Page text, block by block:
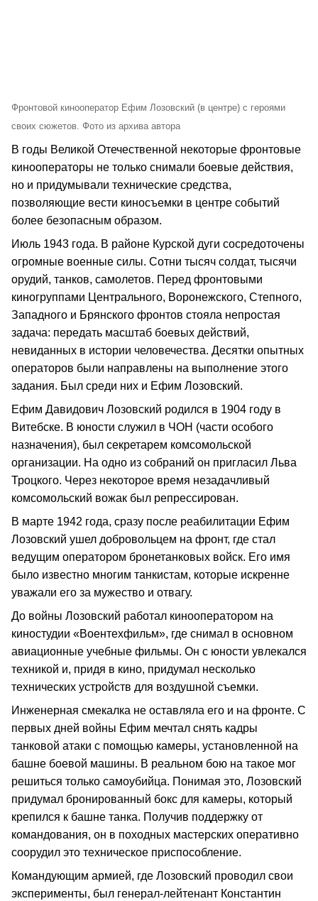
Фронтовой кинооператор Ефим Лозовский (в центре) с героями
своих сюжетов. Фото из архива автора
В годы Великой Отечественной некоторые фронтовые
кинооператоры не только снимали боевые действия,
но и придумывали технические средства,
позволяющие вести киносъемки в центре событий
более безопасным образом.
Июль 1943 года. В районе Курской дуги сосредоточены
огромные военные силы. Сотни тысяч солдат, тысячи
орудий, танков, самолетов. Перед фронтовыми
киногруппами Центрального, Воронежского, Степного,
Западного и Брянского фронтов стояла непростая
задача: передать масштаб боевых действий,
невиданных в истории человечества. Десятки опытных
операторов были направлены на выполнение этого
задания. Был среди них и Ефим Лозовский.
Ефим Давидович Лозовский родился в 1904 году в
Витебске. В юности служил в ЧОН (части особого
назначения), был секретарем комсомольской
организации. На одно из собраний он пригласил Льва
Троцкого. Через некоторое время незадачливый
комсомольский вожак был репрессирован.
В марте 1942 года, сразу после реабилитации Ефим
Лозовский ушел добровольцем на фронт, где стал
ведущим оператором бронетанковых войск. Его имя
было известно многим танкистам, которые искренне
уважали его за мужество и отвагу.
До войны Лозовский работал кинооператором на
киностудии «Воентехфильм», где снимал в основном
авиационные учебные фильмы. Он с юности увлекался
техникой и, придя в кино, придумал несколько
технических устройств для воздушной съемки.
Инженерная смекалка не оставляла его и на фронте. С
первых дней войны Ефим мечтал снять кадры
танковой атаки с помощью камеры, установленной на
башне боевой машины. В реальном бою на такое мог
решиться только самоубийца. Понимая это, Лозовский
придумал бронированный бокс для камеры, который
крепился к башне танка. Получив поддержку от
командования, он в походных мастерских оперативно
соорудил это техническое приспособление.
Командующим армией, где Лозовский проводил свои
эксперименты, был генерал-лейтенант Константин